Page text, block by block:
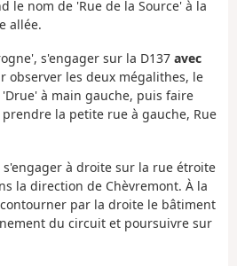
le nom de 'Rue de la Source' à la
allée.
s'engager sur la D137 avec
observer les deux mégalithes, le
à main gauche, puis faire
la petite rue à gauche, Rue
à droite sur la rue étroite
la direction de Chèvremont. À la
par la droite le bâtiment
du circuit et poursuivre sur